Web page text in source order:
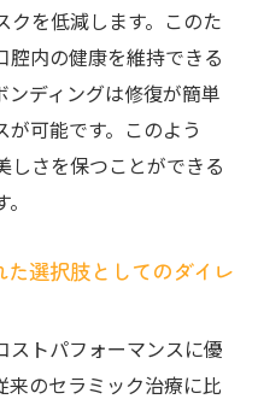
クを低減します。このた
腔内の健康を維持できる
ンディングは修復が簡単
可能です。このよう
しさを保つことができる
選択肢としてのダイレ
ストパフォーマンスに優
来のセラミック治療に比